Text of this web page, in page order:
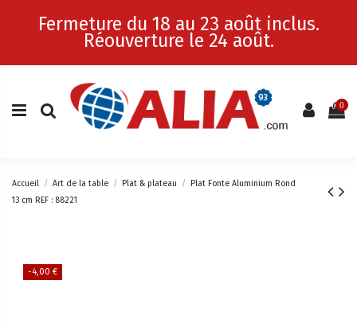
Fermeture du 18 au 23 août inclus.
Réouverture le 24 août.
0
Accueil Art de la table Plat & plateau
Plat Fonte Aluminium Rond
13 cm REF : 88221
-4,00 €